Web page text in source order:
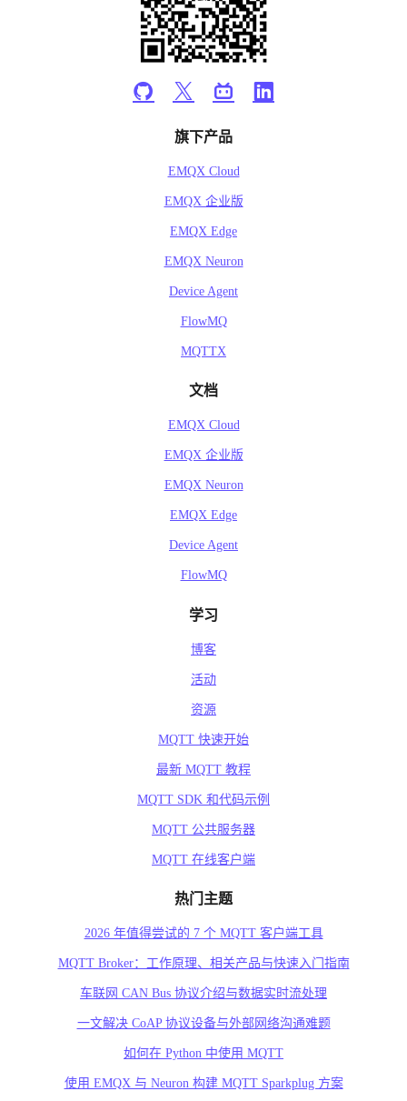
旗下产品
EMQX Cloud
EMQX 企业版
EMQX Edge
EMQX Neuron
Device Agent
FlowMQ
MQTTX
文档
EMQX Cloud
EMQX 企业版
EMQX Neuron
EMQX Edge
Device Agent
FlowMQ
学习
博客
活动
资源
MQTT 快速开始
最新 MQTT 教程
MQTT SDK 和代码示例
MQTT 公共服务器
MQTT 在线客户端
热门主题
2026 年值得尝试的 7 个 MQTT 客户端工具
MQTT Broker：工作原理、相关产品与快速入门指南
车联网 CAN Bus 协议介绍与数据实时流处理
一文解决 CoAP 协议设备与外部网络沟通难题
如何在 Python 中使用 MQTT
使用 EMQX 与 Neuron 构建 MQTT Sparkplug 方案